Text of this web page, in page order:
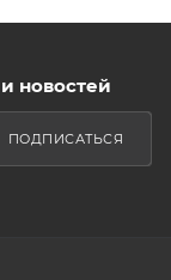
новостей
ПОДПИСАТЬСЯ